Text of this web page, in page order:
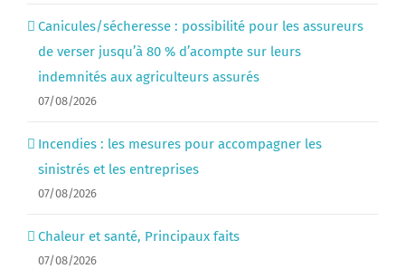
Canicules/sécheresse : possibilité pour les assureurs
de verser jusqu’à 80 % d’acompte sur leurs
indemnités aux agriculteurs assurés
07/08/2026
Incendies : les mesures pour accompagner les
sinistrés et les entreprises
07/08/2026
Chaleur et santé, Principaux faits
07/08/2026